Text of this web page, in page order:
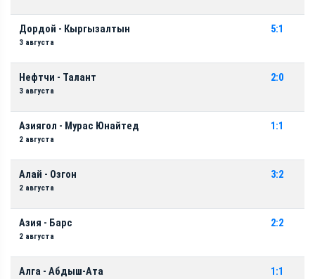
Дордой - Кыргызалтын
3 августа
5:1
Нефтчи - Талант
3 августа
2:0
Азиягол - Мурас Юнайтед
2 августа
1:1
Алай - Озгон
2 августа
3:2
Азия - Барс
2 августа
2:2
Алга - Абдыш-Ата 1:1